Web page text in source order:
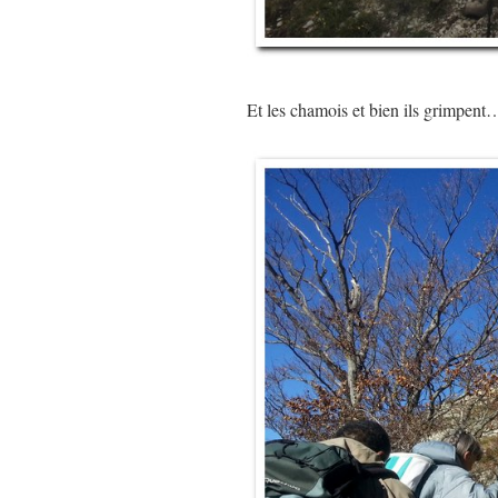
Et les chamois et bien ils